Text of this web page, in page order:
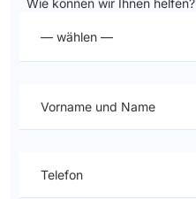
Wie können wir Ihnen helfen?
— wählen —
Vorname und Name
Telefon